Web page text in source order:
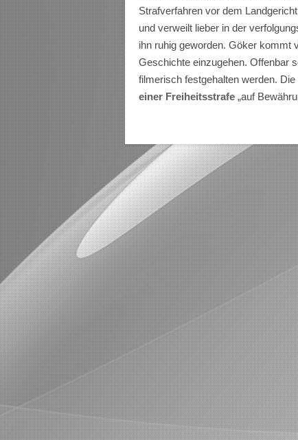
Strafverfahren vor dem
und verweilt lieber in der
ihn ruhig geworden. Göker kommt
Geschichte einzugehen. Offenbar
filmerisch festgehalten werden.
einer Freiheitsstrafe „auf